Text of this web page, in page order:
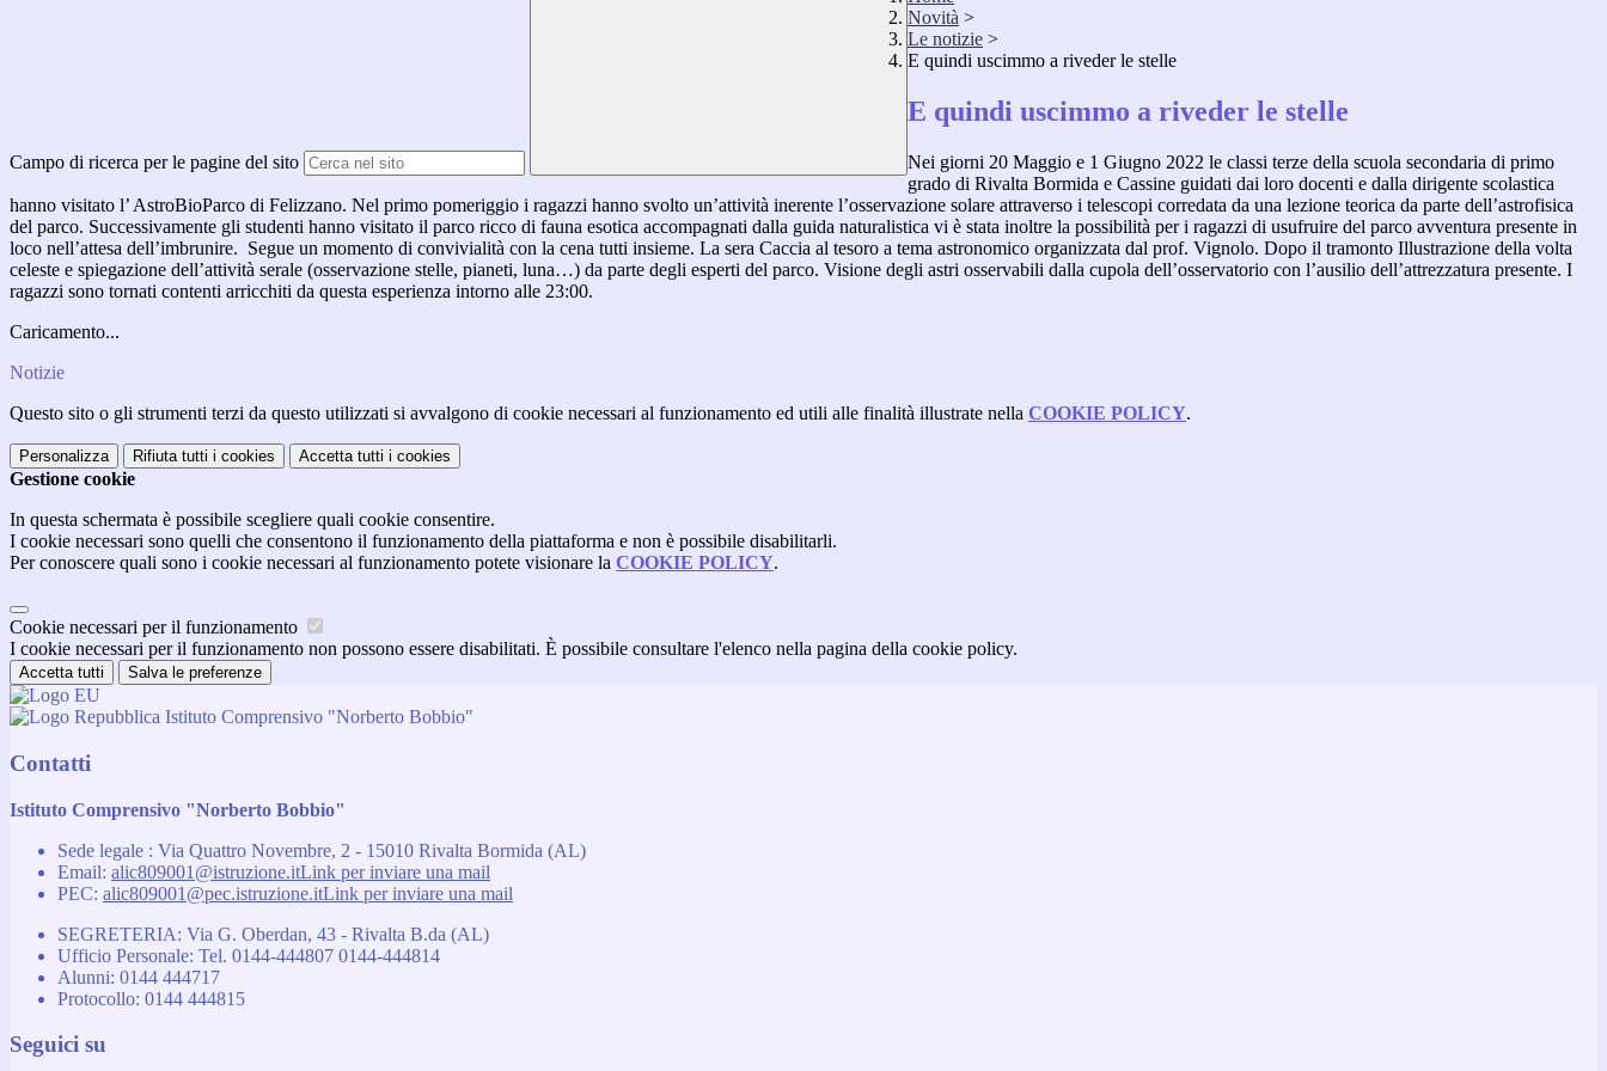
Campo di ricerca per le pagine del sito
Novità >
Le notizie >
E quindi uscimmo a riveder le stelle
E quindi uscimmo a riveder le stelle
Nei giorni 20 Maggio e 1 Giugno 2022 le classi terze della scuola secondaria di primo
grado di Rivalta Bormida e Cassine guidati dai loro docenti e dalla dirigente scolastica
hanno visitato l’ AstroBioParco di Felizzano. Nel primo pomeriggio i ragazzi hanno svolto un’attività inerente l’osservazione solare attraverso i telescopi corredata da una lezione teorica da parte dell’astrofisica
del parco. Successivamente gli studenti hanno visitato il parco ricco di fauna esotica accompagnati dalla guida naturalistica vi è stata inoltre la possibilità per i ragazzi di usufruire del parco avventura presente in
loco nell’attesa dell’imbrunire. Segue un momento di convivialità con la cena tutti insieme. La sera Caccia al tesoro a tema astronomico organizzata dal prof. Vignolo. Dopo il tramonto Illustrazione della volta
celeste e spiegazione dell’attività serale (osservazione stelle, pianeti, luna…) da parte degli esperti del parco. Visione degli astri osservabili dalla cupola dell’osservatorio con l’ausilio dell’attrezzatura presente. I
ragazzi sono tornati contenti arricchiti da questa esperienza intorno alle 23:00.
Caricamento...
Notizie
Questo sito o gli strumenti terzi da questo utilizzati si avvalgono di cookie necessari al funzionamento ed utili alle finalità illustrate nella COOKIE POLICY.
Personalizza Rifiuta tutti i cookies Accetta tutti i cookies
Gestione cookie
In questa schermata è possibile scegliere quali cookie consentire.
I cookie necessari sono quelli che consentono il funzionamento della piattaforma e non è possibile disabilitarli.
Per conoscere quali sono i cookie necessari al funzionamento potete visionare la COOKIE POLICY.
Cookie necessari per il funzionamento
I cookie necessari per il funzionamento non possono essere disabilitati. È possibile consultare l'elenco nella pagina della cookie policy.
Accetta tutti Salva le preferenze
Istituto Comprensivo "Norberto Bobbio"
Contatti
Istituto Comprensivo "Norberto Bobbio"
Sede legale : Via Quattro Novembre, 2 - 15010 Rivalta Bormida (AL)
Email: alic809001@istruzione.itLink per inviare una mail
PEC: alic809001@pec.istruzione.itLink per inviare una mail
SEGRETERIA: Via G. Oberdan, 43 - Rivalta B.da (AL)
Ufficio Personale: Tel. 0144-444807 0144-444814
Alunni: 0144 444717
Protocollo: 0144 444815
Seguici su